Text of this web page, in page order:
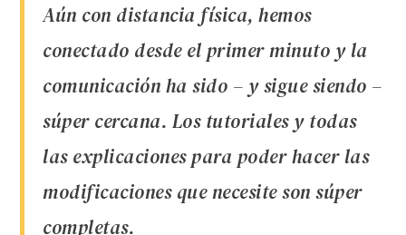
Aún con distancia física, hemos
conectado desde el primer minuto y la
comunicación ha sido – y sigue siendo –
súper cercana. Los tutoriales y todas
las explicaciones para poder hacer las
modificaciones que necesite son súper
completas.